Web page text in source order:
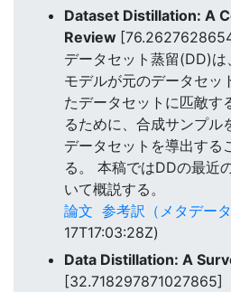
Dataset Distillation: A
Review
データセット蒸留(DD)
モデルが元のデータセッ
たデータセットに匹敵す
るために、合成サンプル
データセットを導出する
る。 本稿ではDDの最近
いて概説する。
論文 参考訳（メタデータ
17T17:03:28Z)
Data Distillation: A
[32.718297871027865]